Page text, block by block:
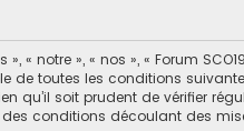
« notre », « nos », « Forum
de toutes les conditions
qu’il soit prudent de vérifier
des conditions découlant des